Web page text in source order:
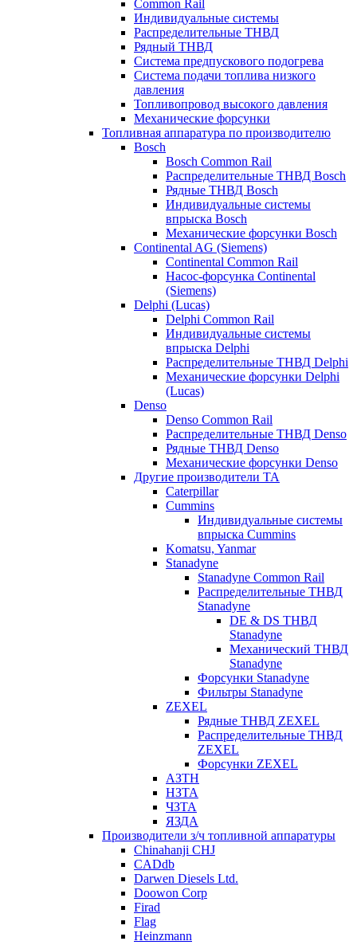
Common Rail
Индивидуальные системы
Распределительные ТНВД
Рядный ТНВД
Система предпускового подогрева
Система подачи топлива низкого
давления
Топливопровод высокого давления
Механические форсунки
Топливная аппаратура по производителю
Bosch
Bosch Common Rail
Распределительные ТНВД Bosch
Рядные ТНВД Bosch
Индивидуальные системы
впрыска Bosch
Механические форсунки Bosch
Continental AG (Siemens)
Continental Common Rail
Насос-форсунка Continental
(Siemens)
Delphi (Lucas)
Delphi Common Rail
Индивидуальные системы
впрыска Delphi
Распределительные ТНВД Delphi
Механические форсунки Delphi
(Lucas)
Denso
Denso Common Rail
Распределительные ТНВД Denso
Рядные ТНВД Denso
Механические форсунки Denso
Другие производители ТА
Caterpillar
Cummins
Индивидуальные системы
впрыска Cummins
Komatsu, Yanmar
Stanadyne
Stanadyne Common Rail
Распределительные ТНВД
Stanadyne
DE & DS ТНВД
Stanadyne
Механический ТНВД
Stanadyne
Форсунки Stanadyne
Фильтры Stanadyne
ZEXEL
Рядные ТНВД ZEXEL
Распределительные ТНВД
ZEXEL
Форсунки ZEXEL
АЗТН
НЗТА
ЧЗТА
ЯЗДА
Производители з/ч топливной аппаратуры
Chinahanji CHJ
CADdb
Darwen Diesels Ltd.
Doowon Corp
Firad
Flag
Heinzmann